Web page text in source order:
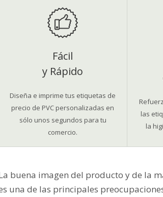
Fácil
y Rápido
Diseña e imprime tus etiquetas de
precio de PVC personalizadas en
sólo unos segundos para tu
comercio.
las
la
buena imagen del producto y de la
una de las principales